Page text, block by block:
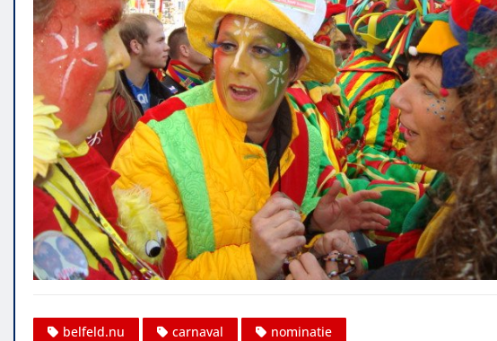
belfeld.nu carnaval nominatie